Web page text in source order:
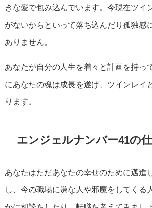
きな愛で包み込んでいます。今現在ツイ
がないからといって落ち込んだり孤独感
ありません。
あなたが自分の人生を着々と計画を持っ
にあなたの魂は成長を遂げ、ツインレイ
ります。
エンジェルナンバー41の
あなたはただあなたの幸せのために邁進
し、今の職場に嫌な人や邪魔をしてくる